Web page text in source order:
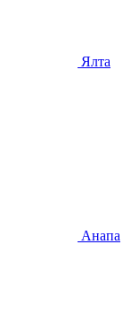
Ялта
Анапа